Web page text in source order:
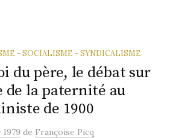
- SOCIALISME - SYNDICALISME
du père, le débat sur
de la paternité au
de 1900
de Françoise Picq